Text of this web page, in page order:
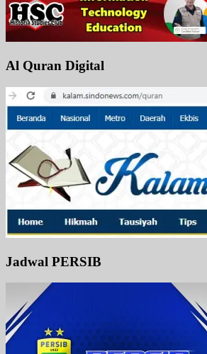
Al Quran Digital
Jadwal PERSIB